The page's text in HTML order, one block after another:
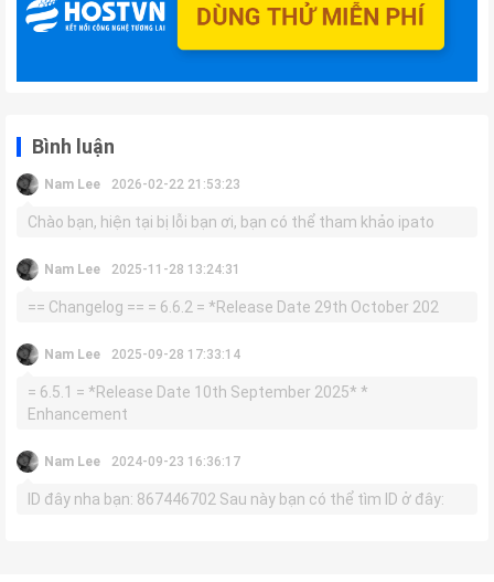
Bình luận
Nam Lee 2026-02-22 21:53:23
Chào bạn, hiện tại bị lỗi bạn ơi, bạn có thể tham khảo ipato
Nam Lee 2025-11-28 13:24:31
== Changelog == = 6.6.2 = *Release Date 29th October 202
Nam Lee 2025-09-28 17:33:14
= 6.5.1 = *Release Date 10th September 2025* *
Enhancement
Nam Lee 2024-09-23 16:36:17
ID đây nha bạn: 867446702 Sau này bạn có thể tìm ID ở đây: